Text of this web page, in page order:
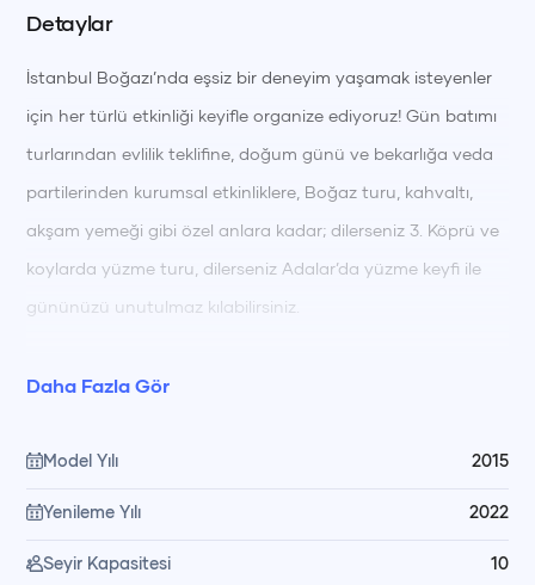
Detaylar
İstanbul Boğazı’nda eşsiz bir deneyim yaşamak isteyenler
için her türlü etkinliği keyifle organize ediyoruz! Gün batımı
turlarından evlilik teklifine, doğum günü ve bekarlığa veda
partilerinden kurumsal etkinliklere, Boğaz turu, kahvaltı,
akşam yemeği gibi özel anlara kadar; dilerseniz 3. Köprü ve
koylarda yüzme turu, dilerseniz Adalar’da yüzme keyfi ile
gününüzü unutulmaz kılabilirsiniz.
Yiyecek ve içeceklerinizi dışarıdan getirebilir ya da dilerseniz
lazer gösterisi, yemek ve diğer tüm özel talepleriniz için
atmosferinde birlikte gerçekleştirelim!
Daha Fazla Gör
Model Yılı 2015
Yenileme Yılı 2022
Seyir Kapasitesi 10